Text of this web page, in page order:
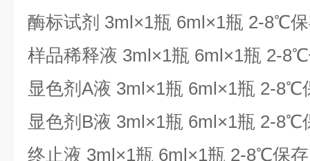
酶标试剂 3ml×1瓶 6ml×1瓶 2-8℃
样品稀释液 3ml×1瓶 6ml×1瓶 2-
显色剂A液 3ml×1瓶 6ml×1瓶 2-8℃
显色剂B液 3ml×1瓶 6ml×1瓶 2-8℃
终止液 3ml×1瓶 6ml×1瓶 2-8℃保存